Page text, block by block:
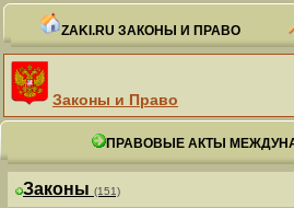
ZAKI.RU ЗАКОНЫ И ПРАВО
Законы и Право
ПРАВОВЫЕ АКТЫ
Законы (151)